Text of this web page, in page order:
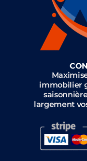
immobilier
largement